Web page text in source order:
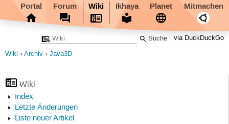
Portal Forum Wiki Ikhaya Planet Mitmachen
via DuckDuckGo
Wiki Archiv Java3D
Wiki
Index
Letzte Änderungen
Liste neuer Artikel